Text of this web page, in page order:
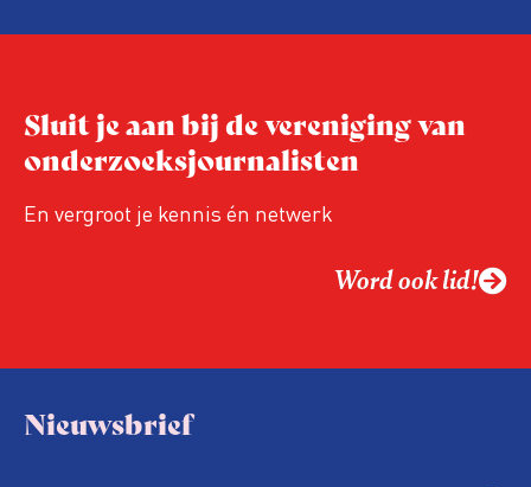
Niet de maker, maar de ontvanger
relevant in tijden van nieuwe verzuiling?
Hoe moet de journalistiek omgaan met
een steeds onverschilligere macht?
Sluit je aan bij de vereniging van
onderzoeksjournalisten
En vergroot je kennis én netwerk
Word ook lid!
Nieuwsbrief